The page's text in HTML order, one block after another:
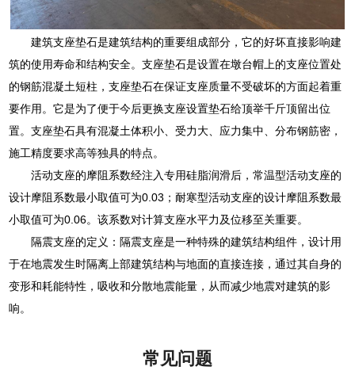
建筑支座垫石是建筑结构的重要组成部分，它的好坏直接影响建
筑的使用寿命和结构安全。支座垫石是设置在墩台帽上的支座位置处
的钢筋混凝土短柱，支座垫石在保证支座质量不受破坏的方面起着重
要作用。它是为了便于今后更换支座设置垫石给顶举千斤顶留出位
置。支座垫石具有混凝土体积小、受力大、应力集中、分布钢筋密，
施工精度要求高等独具的特点。
活动支座的摩阻系数经注入专用硅脂润滑后，常温型活动支座的
设计摩阻系数最小取值可为0.03；耐寒型活动支座的设计摩阻系数最
小取值可为0.06。该系数对计算支座水平力及位移至关重要。
隔震支座的定义：隔震支座是一种特殊的建筑结构组件，设计用
于在地震发生时隔离上部建筑结构与地面的直接连接，通过其自身的
变形和耗能特性，吸收和分散地震能量，从而减少地震对建筑的影
响。
常见问题